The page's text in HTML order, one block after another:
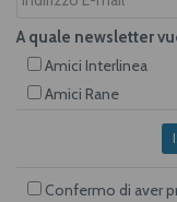
A quale newsletter
Amici Interlinea
Amici Rane
Confermo di aver